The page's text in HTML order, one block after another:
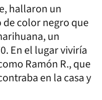
hallaron un
color negro que
un
En el lugar viviría
Ramón R., que
en la casa y